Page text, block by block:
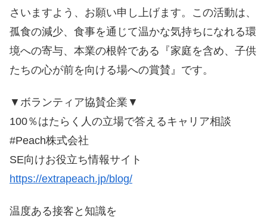
さいますよう、お願い申し上げます。この活動は、
孤食の減少、食事を通じて温かな気持ちになれる環
境への寄与、本業の根幹である『家庭を含め、子供
たちの心が前を向ける場への賞賛』です。
▼ボランティア協賛企業▼
100％はたらく人の立場で答えるキャリア相談
#Peach株式会社
SE向けお役立ち情報サイト
https://extrapeach.jp/blog/
温度ある接客と知識を